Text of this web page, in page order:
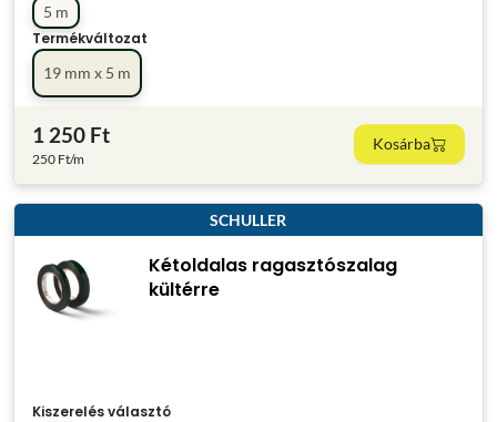
5 m
Termékváltozat
19 mm x 5 m
1 250 Ft
250 Ft/m
Kosárba
SCHULLER
Kétoldalas ragasztószalag
kültérre
Kiszerelés választó